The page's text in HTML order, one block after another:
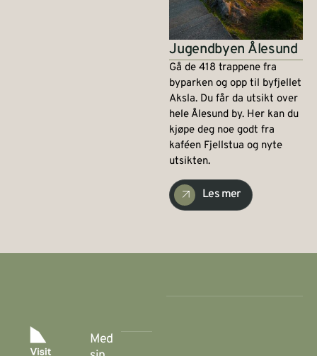
Jugendbyen Ålesund
Gå de 418 trappene fra
byparken og opp til byfjellet
Aksla. Du får da utsikt over
hele Ålesund by. Her kan du
kjøpe deg noe godt fra
kaféen Fjellstua og nyte
utsikten.
Les mer
Med